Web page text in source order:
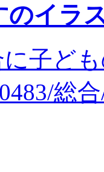
のイラ
子ど
総